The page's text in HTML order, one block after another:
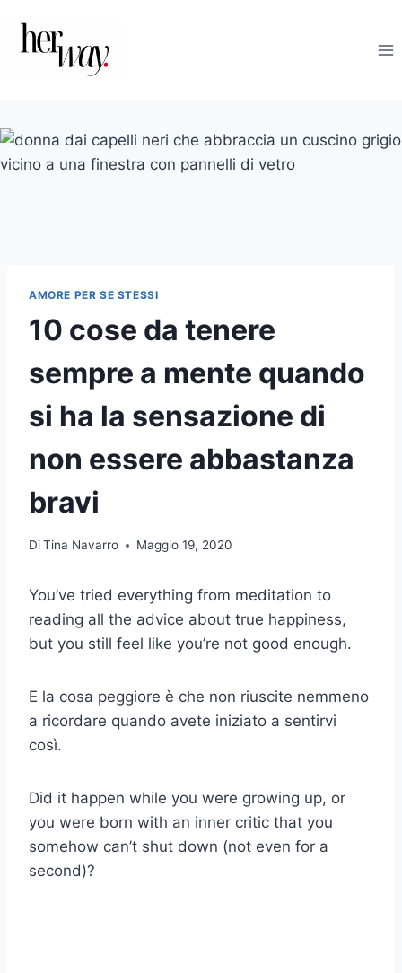
contenuto
AMORE PER SE STESSI
10 cose da tenere
sempre a mente quando
si ha la sensazione di
non essere abbastanza
bravi
DiTina Navarro Maggio 19, 2020
You’ve tried everything from meditation to
reading all the advice about true happiness,
but you still feel like you’re not good enough.
E la cosa peggiore è che non riuscite nemmeno
a ricordare quando avete iniziato a sentirvi
così.
Did it happen while you were growing up, or
you were born with an inner critic that you
somehow can’t shut down (not even for a
second)?